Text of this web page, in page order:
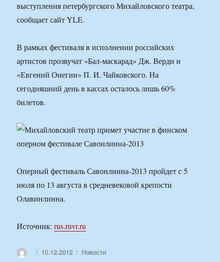
выступления петербургского Михайловского театра,
сообщает сайт YLE.
В рамках фестиваля в исполнении российских
артистов прозвучат «Бал-маскарад» Дж. Верди и
«Евгений Онегин» П. И. Чайковского. На
сегодняшний день в кассах осталось лишь 60%
билетов.
Оперный фестиваль Савонлинна-2013 пройдет с 5
июля по 13 августа в средневековой крепости
Олавинлинна.
Источник:rus.ruvr.ru
АвторОпубликовано
10.12.2012 Рубрики
Новости